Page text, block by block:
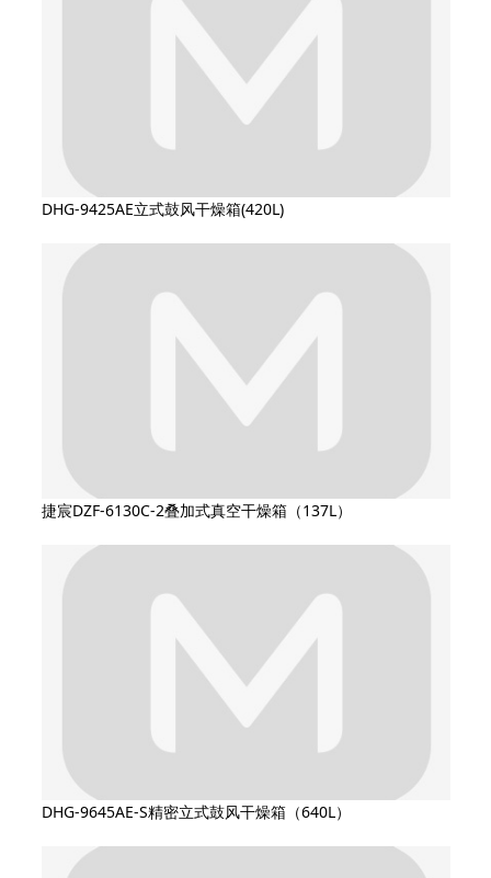
DHG-9425AE立式鼓风干燥箱(420L)
捷宸DZF-6130C-2叠加式真空干燥箱（137L）
DHG-9645AE-S精密立式鼓风干燥箱（640L）